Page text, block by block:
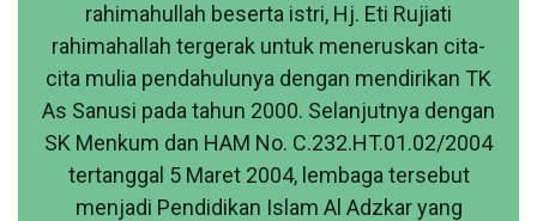
rahimahullah beserta istri, Hj. Eti Rujiati
rahimahallah tergerak untuk meneruskan cita-
cita mulia pendahulunya dengan mendirikan TK
As Sanusi pada tahun 2000. Selanjutnya dengan
SK Menkum dan HAM No. C.232.HT.01.02/2004
tertanggal 5 Maret 2004, lembaga tersebut
menjadi Pendidikan Islam Al Adzkar yang